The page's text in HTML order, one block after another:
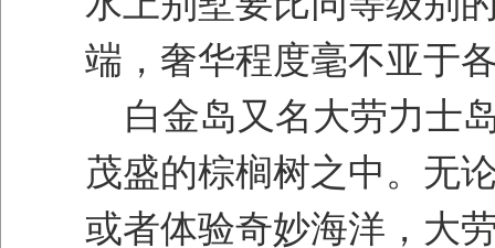
端，奢华程度毫不亚于
白金岛又名大劳力士
茂盛的棕榈树之中。无
或者体验奇妙海洋，大